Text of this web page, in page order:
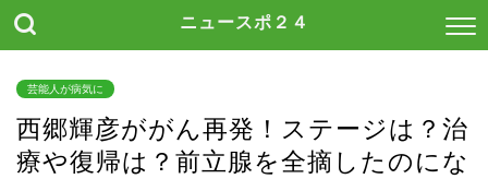
ニュースポ２４
芸能人が病気に
西郷輝彦ががん再発！ステージは？治
療や復帰は？前立腺を全摘したのにな